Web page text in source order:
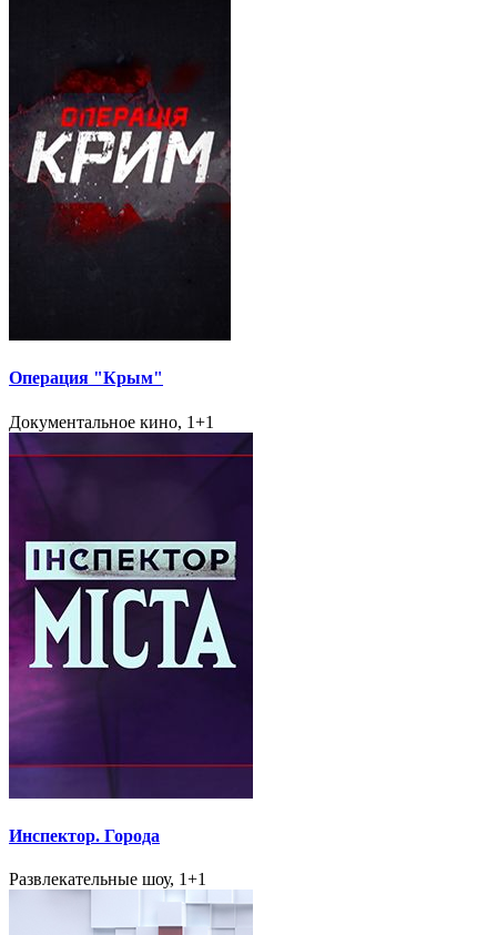
Операция "Крым"
Документальное кино, 1+1
Инспектор. Города
Развлекательные шоу, 1+1